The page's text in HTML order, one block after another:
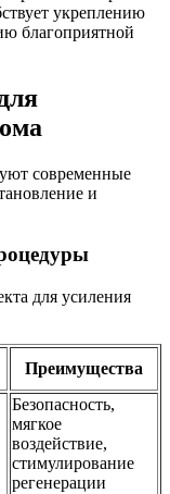
укреплению
благоприятной
современные
и
для усиления
Преимущества
Безопасность,
мягкое
воздействие,
стимулирование
регенерации